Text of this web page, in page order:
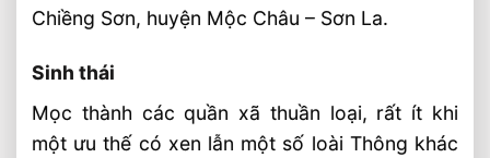
Chiềng Sơn, huyện Mộc Châu – Sơn La.
Sinh thái
Mọc thành các quần xã thuần loại, rất ít khi
một ưu thế có xen lẫn một số loài Thông khác